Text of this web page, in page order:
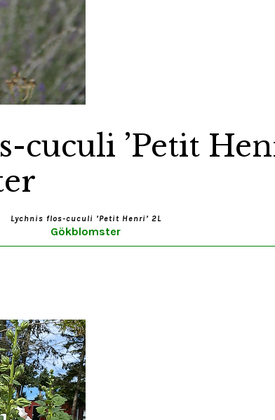
cuculi ’Petit
Lychnis flos-cuculi ’Petit Henri’ 2L
Gökblomster